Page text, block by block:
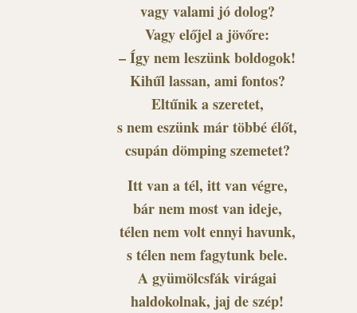
vagy valami jó dolog?
Vagy előjel a jövőre:
– Így nem leszünk boldogok!
Kihűl lassan, ami fontos?
Eltűnik a szeretet,
s nem eszünk már többé élőt,
csupán dömping szemetet?
Itt van a tél, itt van végre,
bár nem most van ideje,
télen nem volt ennyi havunk,
s télen nem fagytunk bele.
A gyümölcsfák virágai
haldokolnak, jaj de szép!